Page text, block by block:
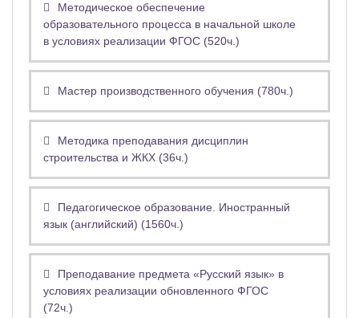
Методическое обеспечение
образовательного процесса в начальной школе
в условиях реализации ФГОС (520ч.)
Мастер производственного обучения (780ч.)
Методика преподавания дисциплин
строительства и ЖКХ (36ч.)
Педагогическое образование. Иностранный
язык (английский) (1560ч.)
Преподавание предмета «Русский язык» в
условиях реализации обновленного ФГОС
(72ч.)